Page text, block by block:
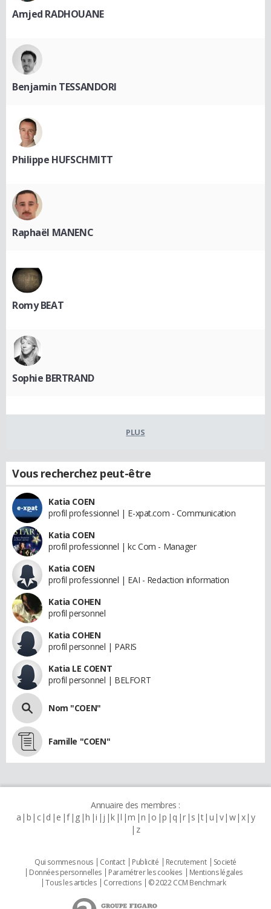
Amjed RADHOUANE
Benjamin TESSANDORI
Philippe HUFSCHMITT
Raphaël MANENC
Romy BEAT
Sophie BERTRAND
PLUS
Vous recherchez peut-être
Katia COEN
profil professionnel | E-xpat.com - Communication
Katia COEN
profil professionnel | kc Com - Manager
Katia COEN
profil professionnel | EAI - Redaction information
Katia COHEN
profil personnel
Katia COHEN
profil personnel | PARIS
Katia LE COENT
profil personnel | BELFORT
Nom "COEN"
Famille "COEN"
Annuaire des membres :
a b c d e f g h i j k l m n o p q r s t u v w x y
z
Qui sommes nous Contact Publicité Recrutement
Societé
Données personnelles
Paramétrer les cookies
Mentions légales
Tous les articles
Corrections © 2022 CCM Benchmark